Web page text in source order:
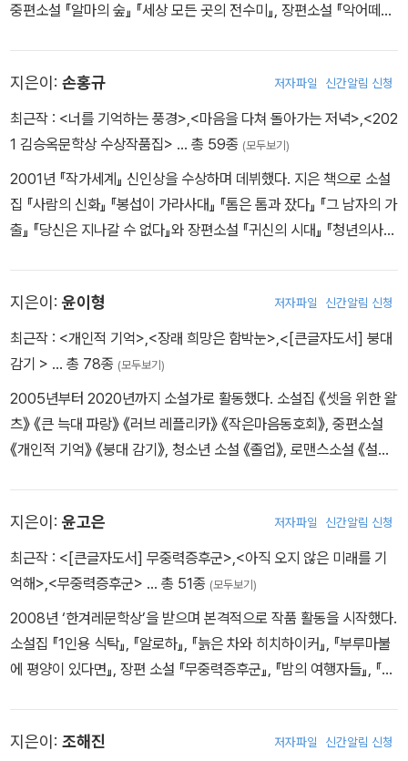
중편소설 『알마의 숲』 『세상 모든 곳의 전수미』, 장편소설 『악어떼가
학상을 수상했다.
지은이: 손홍규 저자파일 신간알림 신청
최근작 : <너를 기억하는 풍경>,<마음을 다쳐 돌아가는 저녁>,<202
1 김승옥문학상 수상작품집> … 총 59종 (모두보기)
2001년 『작가세계』 신인상을 수상하며 데뷔했다. 지은 책으로 소설
집 『사람의 신화』 『봉섭이 가라사대』 『톰은 톰과 잤다』 『그 남자의 가
출』 『당신은 지나갈 수 없다』와 장편소설 『귀신의 시대』 『청년의사
있다. 노근리평화문학상, 백신애문학상, 오영수문학상, 채만식문학
상, 이상문학상, 요산김정한문학상을 수상했다.
지은이: 윤이형 저자파일 신간알림 신청
최근작 : <개인적 기억>,<장래 희망은 함박눈>,<[큰글자도서] 붕대
감기 > … 총 78종 (모두보기)
2005년부터 2020년까지 소설가로 활동했다. 소설집 《셋을 위한 왈
츠》 《큰 늑대 파랑》 《러브 레플리카》 《작은마음동호회》, 중편소설
《개인적 기억》 《붕대 감기》, 청소년 소설 《졸업》, 로맨스소설 《설랑》
지은이: 윤고은 저자파일 신간알림 신청
최근작 : <[큰글자도서] 무중력증후군>,<아직 오지 않은 미래를 기
억해>,<무중력증후군> … 총 51종 (모두보기)
2008년 ‘한겨레문학상’을 받으며 본격적으로 작품 활동을 시작했다.
소설집 『1인용 식탁』, 『알로하』, 『늙은 차와 히치하이커』, 『부루마불
에 평양이 있다면』, 장편 소설 『무중력증후군』, 『밤의 여행자들』, 『해
지은이: 조해진 저자파일 신간알림 신청